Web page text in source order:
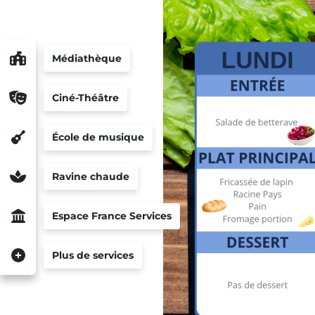
Médiathèque
Ciné-Théâtre
École de musique
Ravine chaude
Espace France Services
Plus de services